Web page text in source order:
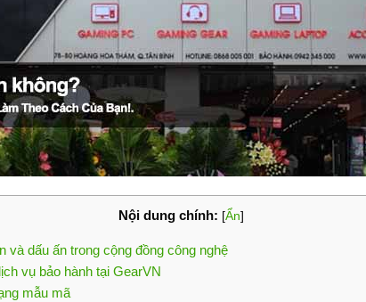
Nội dung chính: [Ẩn]
và dấu ấn trong cộng đồng công nghệ
vụ bảo hành tại GearVN
mẫu mã